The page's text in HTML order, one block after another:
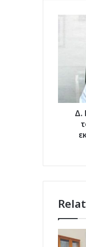
Τσίπρα,
αν
ανήκω
Νέα
(ηχητικό)
Δ.